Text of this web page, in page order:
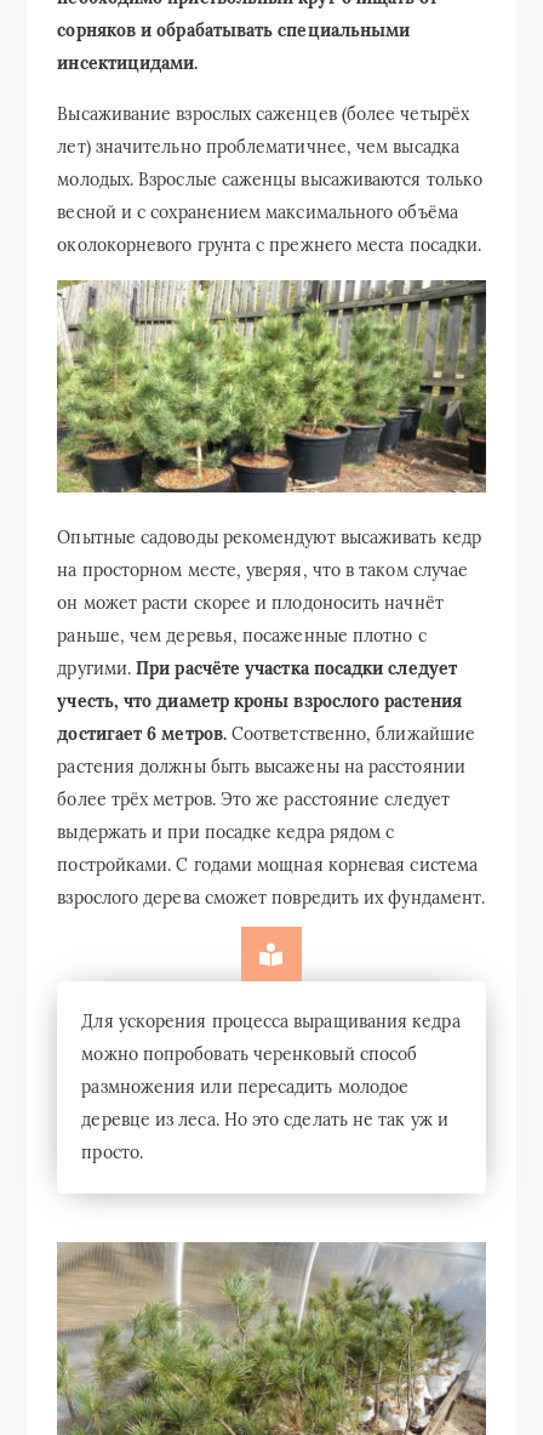
сорняков и обрабатывать специальными
инсектицидами.
Высаживание взрослых саженцев (более четырёх
лет) значительно проблематичнее, чем высадка
молодых. Взрослые саженцы высаживаются только
весной и с сохранением максимального объёма
околокорневого грунта с прежнего места посадки.
Опытные садоводы рекомендуют высаживать кедр
на просторном месте, уверяя, что в таком случае
он может расти скорее и плодоносить начнёт
раньше, чем деревья, посаженные плотно с
другими.При расчёте участка посадки следует
учесть, что диаметр кроны взрослого растения
достигает 6 метров.Соответственно, ближайшие
растения должны быть высажены на расстоянии
более трёх метров. Это же расстояние следует
выдержать и при посадке кедра рядом с
постройками. С годами мощная корневая система
взрослого дерева сможет повредить их фундамент.
Для ускорения процесса выращивания кедра
можно попробовать черенковый способ
размножения или пересадить молодое
деревце из леса. Но это сделать не так уж и
просто.